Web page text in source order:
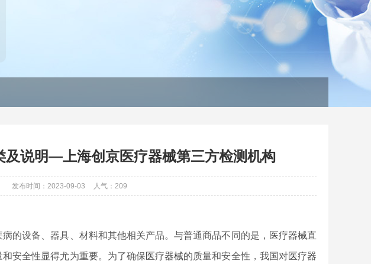
及说明—上海创京医疗器械第三方检测机构
发布时间：2023-09-03 人气： 209
的设备、器具、材料和其他相关产品。与普通商品不同的是， 医疗器械直
安全性显得尤为重要。为了确保医疗器械的质量和安全性，我国对医疗器